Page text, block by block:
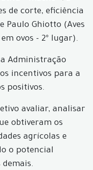
de corte, eficiência
Paulo Ghiotto (Aves
ovos - 2º lugar).
Administração
incentivos para a
positivos.
avaliar, analisar
obtiveram os
agrícolas e
o potencial